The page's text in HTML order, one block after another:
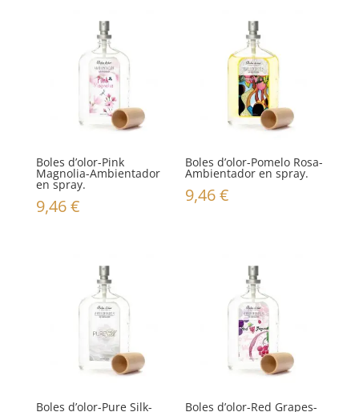
Boles d’olor-Pink
Magnolia-Ambientador
en spray.
9,46€
Boles d’olor-Pomelo Rosa-
Ambientador en spray.
9,46€
Boles d’olor-Pure Silk- Boles d’olor-Red Grapes-